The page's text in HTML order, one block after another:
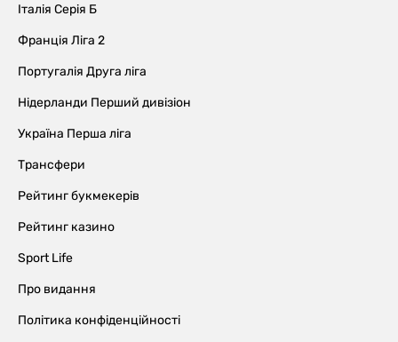
Італія Серія Б
Франція Ліга 2
Португалія Друга ліга
Нідерланди Перший дивізіон
Україна Перша ліга
Трансфери
Рейтинг букмекерів
Рейтинг казино
Sport Life
Про видання
Політика конфіденційності